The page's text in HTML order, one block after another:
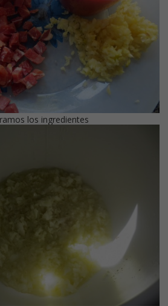
los ingredientes